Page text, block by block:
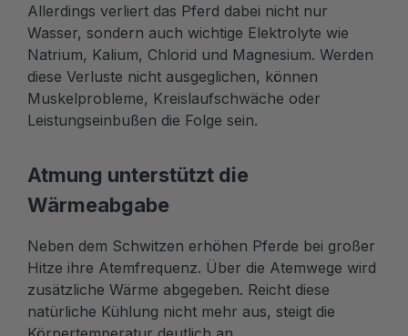
Allerdings verliert das Pferd dabei nicht nur
Wasser, sondern auch wichtige Elektrolyte wie
Natrium, Kalium, Chlorid und Magnesium. Werden
diese Verluste nicht ausgeglichen, können
Muskelprobleme, Kreislaufschwäche oder
Leistungseinbußen die Folge sein.
Atmung unterstützt die
Wärmeabgabe
Neben dem Schwitzen erhöhen Pferde bei großer
Hitze ihre Atemfrequenz. Über die Atemwege wird
zusätzliche Wärme abgegeben. Reicht diese
natürliche Kühlung nicht mehr aus, steigt die